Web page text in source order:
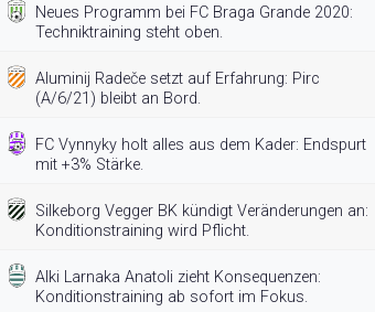
Neues Programm bei FC Braga Grande 2020:
Techniktraining steht oben.
Aluminij Radeče setzt auf Erfahrung: Pirc
(A/6/21) bleibt an Bord.
FC Vynnyky holt alles aus dem Kader: Endspurt
mit +3% Stärke.
Silkeborg Vegger BK kündigt Veränderungen an:
Konditionstraining wird Pflicht.
Alki Larnaka Anatoli zieht Konsequenzen:
Konditionstraining ab sofort im Fokus.